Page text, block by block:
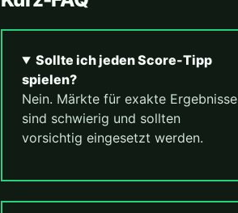
Sollte ich jeden Score-Tipp
spielen?
Nein. Märkte für exakte Ergebnisse
sind schwierig und sollten
vorsichtig eingesetzt werden.